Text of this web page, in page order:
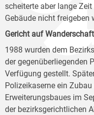
scheiterte aber lange
Gebäude nicht freigeben
Gericht auf Wanderschaft
1988 wurden dem
der gegenüberliegenden
Verfügung gestellt.
Polizeikaserne ein
Erweiterungsbaues im
der bezirksgerichtlichen